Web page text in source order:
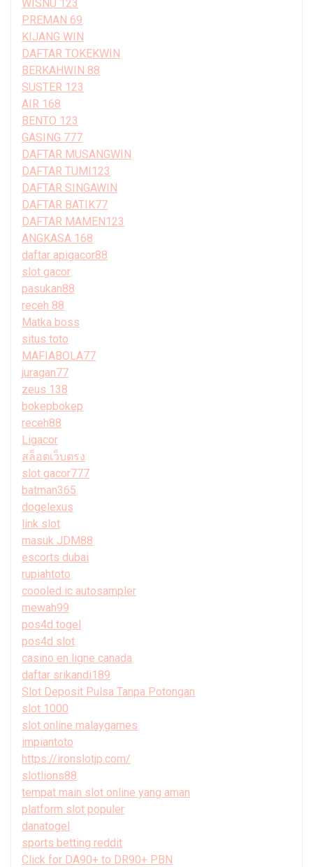
WISNU 123
PREMAN 69
KIJANG WIN
DAFTAR TOKEKWIN
BERKAHWIN 88
SUSTER 123
AIR 168
BENTO 123
GASING 777
DAFTAR MUSANGWIN
DAFTAR TUMI123
DAFTAR SINGAWIN
DAFTAR BATIK77
DAFTAR MAMEN123
ANGKASA 168
daftar apigacor88
slot gacor
pasukan88
receh 88
Matka boss
situs toto
MAFIABOLA77
juragan77
zeus 138
bokepbokep
receh88
Ligacor
สล็อตเว็บตรง
slot gacor777
batman365
dogelexus
link slot
masuk JDM88
escorts dubai
rupiahtoto
coooled ic autosampler
mewah99
pos4d togel
pos4d slot
casino en ligne canada
daftar srikandi189
Slot Deposit Pulsa Tanpa Potongan
slot 1000
slot online malaygames
impiantoto
https://ironslotjp.com/
slotlions88
tempat main slot online yang aman
platform slot populer
danatogel
sports betting reddit
Click for DA90+ to DR90+ PBN